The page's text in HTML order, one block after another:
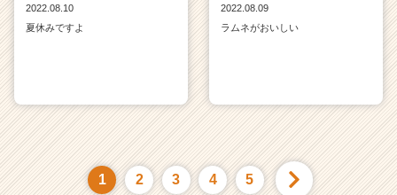
2022.08.10
夏休みですよ
2022.08.09
ラムネがおいしい
1 2 3 4 5